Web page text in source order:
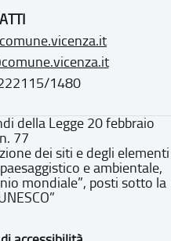
1480
della Legge 20 febbraio
77
dei siti e degli elementi
e ambientale,
mondiale”, posti sotto la